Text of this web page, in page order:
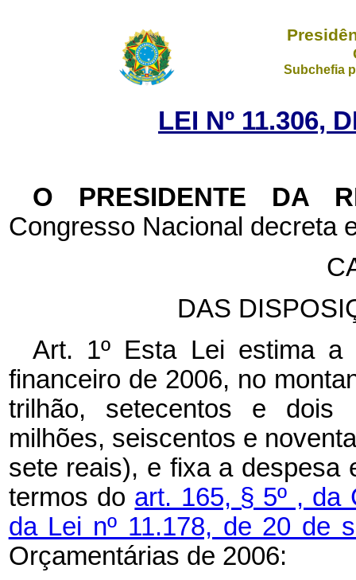
Subchefia
LEI Nº 11.306,
O PRESIDENTE DA
Congresso Nacional decreta
DAS
Art. 1º Esta Lei estima
financeiro de 2006, no
trilhão, setecentos e dois
milhões, seiscentos e
sete reais), e fixa a despesa
termos do art. 165, § 5º , da
da Lei nº 11.178, de 20 de
Orçamentárias de 2006: